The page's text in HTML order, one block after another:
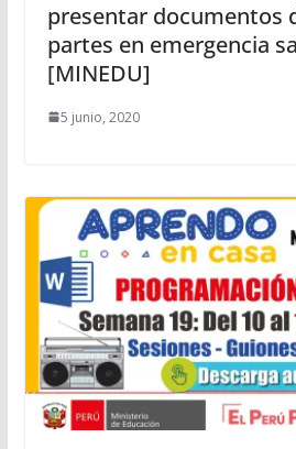
presentar documentos
partes en emergencia
[MINEDU]
5 junio, 2020